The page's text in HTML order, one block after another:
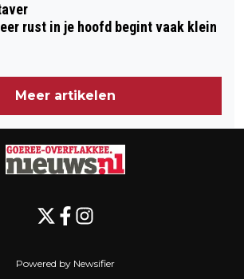
rust in je hoofd begint vaak klein
Meer artikelen
Powered by Newsifier